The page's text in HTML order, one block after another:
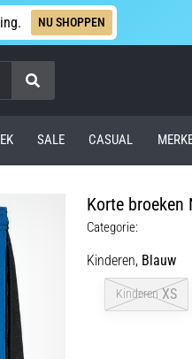
NU SHOPPEN
Zoeken
SALE CASUAL
Korte broeken
Categorie:
Kinderen, Blauw
Kinderen XS